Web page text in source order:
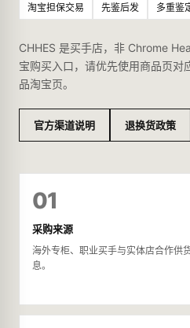
淘宝担保交易 先鉴后发 多重鉴
CHHES 是买手店，非 Chrome
宝购买入口，请优先使用商品页对
品淘宝页。
官方渠道说明 退换货政策
01
采购来源
海外专柜、职业买手与实体店合作供
息。